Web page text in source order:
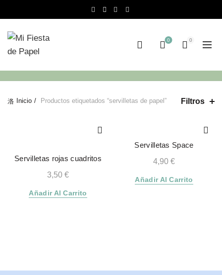
0 0
Inicio Productos etiquetados “servilletas de papel” Filtros
Servilletas rojas cuadritos
3,50 €
Añadir Al Carrito
Servilletas Space
4,90 €
Añadir Al Carrito